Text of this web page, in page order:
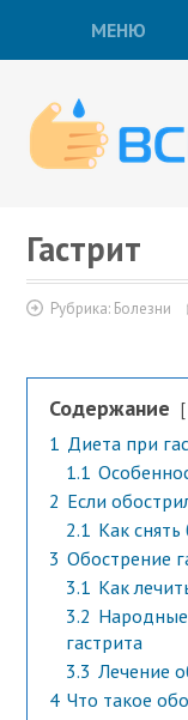
МЕНЮ
Гастрит
Рубрика: Болезни
Содержание
1 Диета при
1.1
2 Если
2.1 Как снять
3 Обострение
3.1 Как
3.2
гастрита
3.3 Лечение
4 Что такое